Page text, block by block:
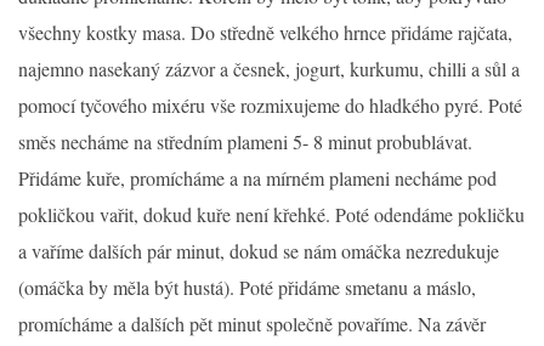
všechny kostky masa. Do středně velkého hrnce přidáme rajčata,
najemno nasekaný zázvor a česnek, jogurt, kurkumu, chilli a sůl a
pomocí tyčového mixéru vše rozmixujeme do hladkého pyré. Poté
směs necháme na středním plameni 5- 8 minut probublávat.
Přidáme kuře, promícháme a na mírném plameni necháme pod
pokličkou vařit, dokud kuře není křehké. Poté odendáme pokličku
a vaříme dalších pár minut, dokud se nám omáčka nezredukuje
(omáčka by měla být hustá). Poté přidáme smetanu a máslo,
promícháme a dalších pět minut společně povaříme. Na závěr